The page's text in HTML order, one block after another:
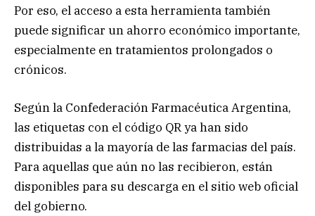
Por eso, el acceso a esta herramienta también
puede significar un ahorro económico importante,
especialmente en tratamientos prolongados o
crónicos.
Según la Confederación Farmacéutica Argentina,
las etiquetas con el código QR ya han sido
distribuidas a la mayoría de las farmacias del país.
Para aquellas que aún no las recibieron, están
disponibles para su descarga en el sitio web oficial
del gobierno.